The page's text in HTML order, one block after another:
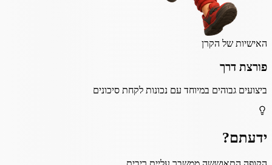
האישיות של הקרן
פורצת דרך
ביצועים גבוהים במיוחד עם נכונות לקחת סיכונים
ידעתם?